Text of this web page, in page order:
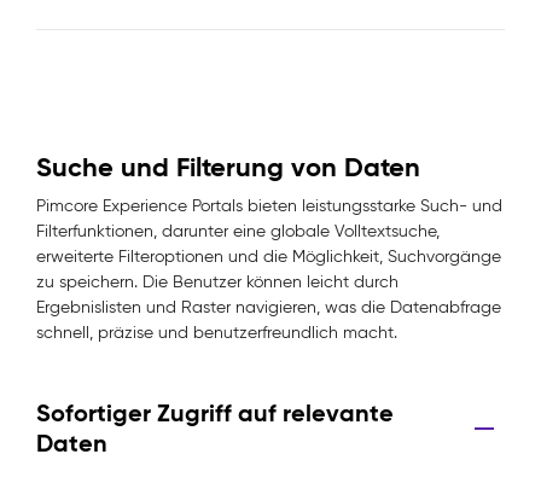
Suche und Filterung von Daten
Pimcore Experience Portals bieten leistungsstarke Such- und
Filterfunktionen, darunter eine globale Volltextsuche,
erweiterte Filteroptionen und die Möglichkeit, Suchvorgänge
zu speichern. Die Benutzer können leicht durch
Ergebnislisten und Raster navigieren, was die Datenabfrage
schnell, präzise und benutzerfreundlich macht.
Sofortiger Zugriff auf relevante
Daten